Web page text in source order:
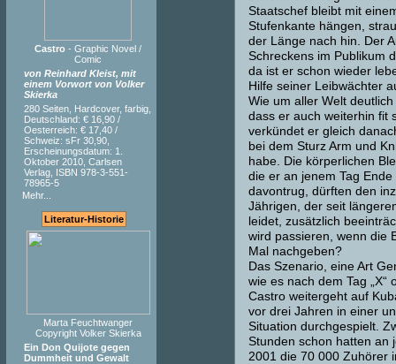
Castro - Graphic Novel /
Comic
von Reinhard Kleist, mit
einem Vorwort von Volker
Skierka
280 Seiten, Hardcover, farbig,
Deutschland: € 16,90 /
Oesterreich: € 17,40 /
Schweiz: sFr 30,90,
Erscheinungsdatum: 1.
Oktober 2010, Carlsen
Verlag, ISBN 978-3-551-
78965-5
Mehr...
Literatur-Historie
Marta Feuchtwanger
Copyright Volker Skierka
Ein Don Quijote gegen
Dummheit und Gewalt
Staatschef bleibt mit
Stufenkante hängen,
der Länge nach hin. Der
Schreckens im Publikum
da ist er schon wieder
Hilfe seiner Leibwächter
Wie um aller Welt
dass er auch weiterhin fit
verkündet er gleich
bei dem Sturz Arm und
habe. Die körperlichen
die er an jenem Tag Ende
davontrug, dürften den
Jährigen, der seit
leidet, zusätzlich
wird passieren, wenn die
Mal nachgeben?
Das Szenario, eine Art
wie es nach dem Tag „X“
Castro weitergeht auf
vor drei Jahren in einer
Situation durchgespielt.
Stunden schon hatten an
2001 die 70 000 Zuhörer